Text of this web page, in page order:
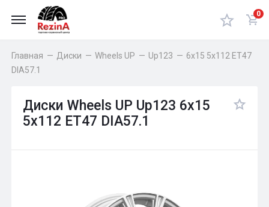
0
Главная — Диски — Wheels UP — Up123 — 6x15 5x112 ET47
DIA57.1
Диски Wheels UP Up123 6x15
5x112 ET47 DIA57.1